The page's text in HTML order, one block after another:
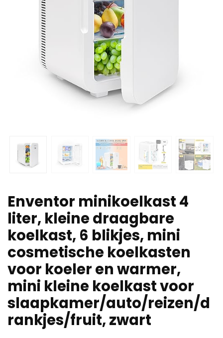
Enventor minikoelkast 4
liter, kleine draagbare
koelkast, 6 blikjes, mini
cosmetische koelkasten
voor koeler en warmer,
mini kleine koelkast voor
slaapkamer/auto/reizen/d
rankjes/fruit, zwart